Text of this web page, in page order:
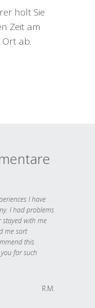
holt Sie
Zeit am
ab.
I have
I had problems
with me
me sort
this
for such
R.M.